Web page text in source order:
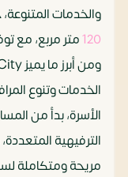
والخدمات
120متر مربع، مع
الخدمات وتنوع
الأسرة، بدأ من
الترفيهية
مريحة ومتكاملة